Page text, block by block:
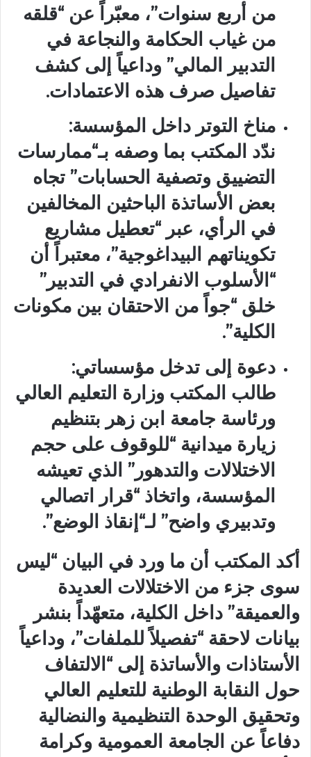
من أربع سنوات”، معبّراً عن “قلقه
من غياب الحكامة والنجاعة في
التدبير المالي” وداعياً إلى كشف
تفاصيل صرف هذه الاعتمادات.
مناخ التوتر داخل المؤسسة:
ندّد المكتب بما وصفه بـ“ممارسات
التضييق وتصفية الحسابات” تجاه
بعض الأساتذة الباحثين المخالفين
في الرأي، عبر “تعطيل مشاريع
تكويناتهم البيداغوجية”، معتبراً أن
“الأسلوب الانفرادي في التدبير”
خلق “جواً من الاحتقان بين مكونات
الكلية”.
دعوة إلى تدخل مؤسساتي:
طالب المكتب وزارة التعليم العالي
ورئاسة جامعة ابن زهر بتنظيم
زيارة ميدانية “للوقوف على حجم
الاختلالات والتدهور” الذي تعيشه
المؤسسة، واتخاذ “قرار اتصالي
وتدبيري واضح” لـ“إنقاذ الوضع”.
أكد المكتب أن ما ورد في البيان “ليس
سوى جزء من الاختلالات العديدة
والعميقة” داخل الكلية، متعهّداً بنشر
بيانات لاحقة “تفصيلاً للملفات”، وداعياً
الأستاذات والأساتذة إلى “الالتفاف
حول النقابة الوطنية للتعليم العالي
وتحقيق الوحدة التنظيمية والنضالية
دفاعاً عن الجامعة العمومية وكرامة